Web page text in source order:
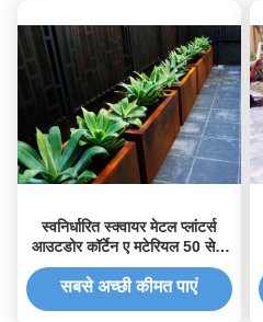
स्वनिर्धारित स्क्वायर मेटल प्लांटर्स
आउटडोर कॉर्टेन ए मटेरियल 50 सेमी
हाइट
सबसे अच्छी कीमत पाएं